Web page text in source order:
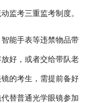
监考三重监考制度。
能手表等违禁物品带
好，或者交给带队老
的考生，需提前备好
替普通光学眼镜参加